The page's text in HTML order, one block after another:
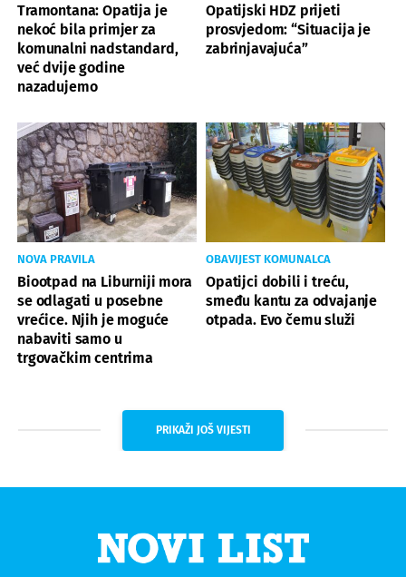
Tramontana: Opatija je
nekoć bila primjer za
komunalni nadstandard,
već dvije godine
nazadujemo
Opatijski HDZ prijeti
prosvjedom: “Situacija je
zabrinjavajuća”
NOVA PRAVILA
Biootpad na Liburniji mora
se odlagati u posebne
vrećice. Njih je moguće
nabaviti samo u
trgovačkim centrima
OBAVIJEST KOMUNALCA
Opatijci dobili i treću,
smeđu kantu za odvajanje
otpada. Evo čemu služi
PRIKAŽI JOŠ VIJESTI